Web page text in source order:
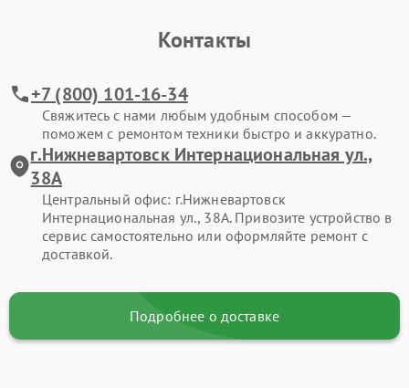
Контакты
+7 (800) 101-16-34
Свяжитесь с нами любым удобным способом —
поможем с ремонтом техники быстро и аккуратно.
г.Нижневартовск Интернациональная ул.,
38А
Центральный офис: г.Нижневартовск
Интернациональная ул., 38А. Привозите устройство в
сервис самостоятельно или оформляйте ремонт с
доставкой.
Подробнее о доставке